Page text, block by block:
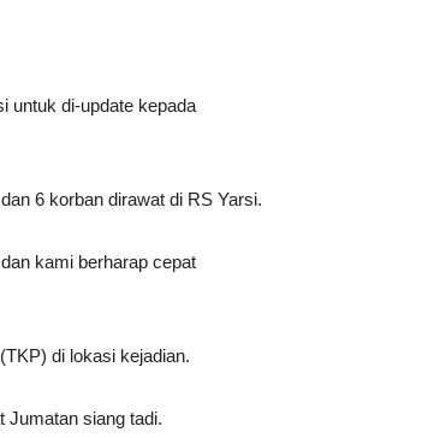
untuk di-update kepada
6 korban dirawat di RS Yarsi.
kami berharap cepat
di lokasi kejadian.
Jumatan siang tadi.